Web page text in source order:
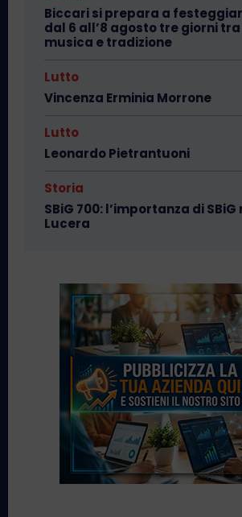
Biccari si prepara a
dal 6 all’8 agosto tre giorni
musica e tradizione
Lutto
Vincenza Erminia Morrone
Lutto
Leonardo Pietrantuoni
Storia
SBiG 700: l’importanza di
Lucera